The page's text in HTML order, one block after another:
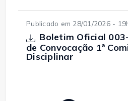
Publicado em 28/01/2026 -
Boletim Oficial
de Convocação 1ª
Disciplinar